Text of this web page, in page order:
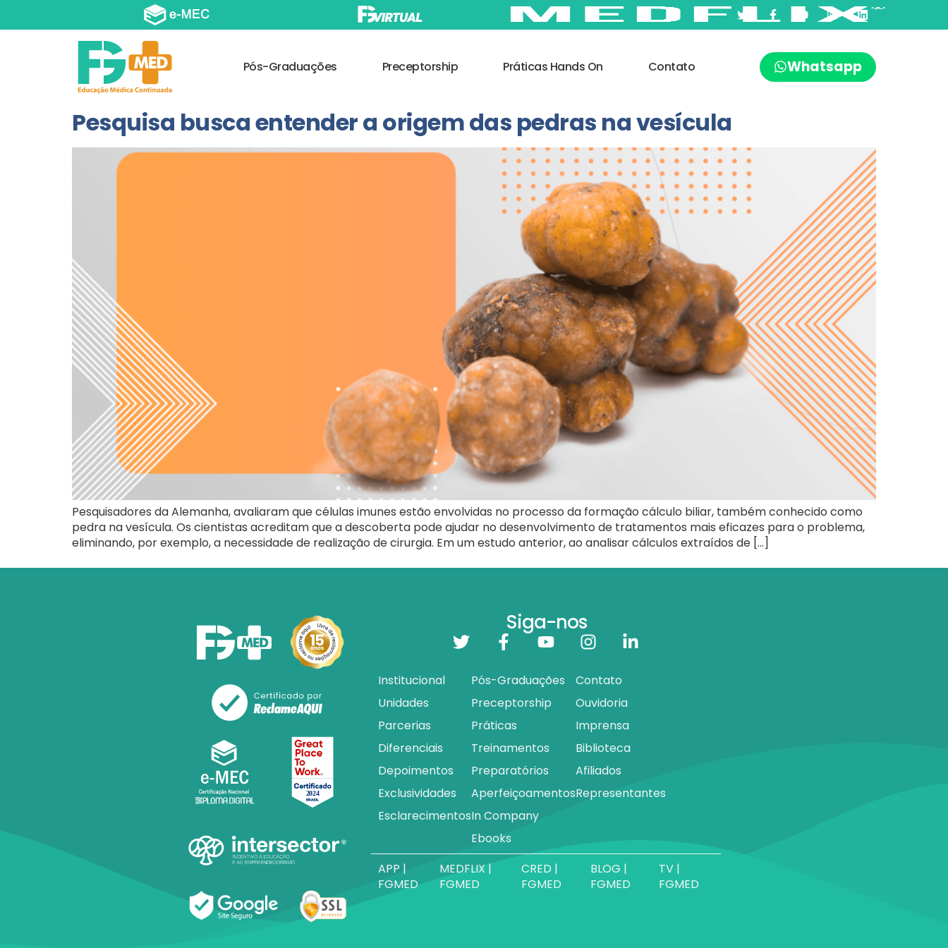
Pós-Graduações Preceptorship Práticas Hands On Contato Whatsapp
Pesquisa busca entender a origem das pedras na vesícula
Pesquisadores da Alemanha, avaliaram que células imunes estão envolvidas no processo da formação cálculo biliar, também conhecido como
pedra na vesícula. Os cientistas acreditam que a descoberta pode ajudar no desenvolvimento de tratamentos mais eficazes para o problema,
eliminando, por exemplo, a necessidade de realização de cirurgia. Em um estudo anterior, ao analisar cálculos extraídos de […]
Siga-nos
Institucional
Unidades
Parcerias
Diferenciais
Depoimentos
Exclusividades
Esclarecimentos
Pós-Graduações
Preceptorship
Práticas
Treinamentos
Preparatórios
Aperfeiçoamentos
In Company
Ebooks
Contato
Ouvidoria
Imprensa
Biblioteca
Afiliados
Representantes
APP |
FGMED
MEDFLIX |
FGMED
CRED |
FGMED
BLOG |
FGMED
TV |
FGMED